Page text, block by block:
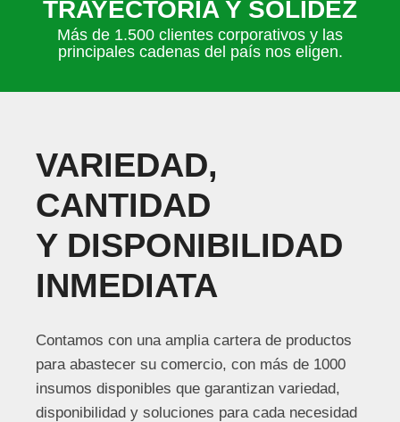
TRAYECTORIA Y SOLIDEZ
Más de 1.500 clientes corporativos y las
principales cadenas del país nos eligen.
VARIEDAD,
CANTIDAD
Y DISPONIBILIDAD
INMEDIATA
Contamos con una amplia cartera de productos
para abastecer su comercio, con más de 1000
insumos disponibles que garantizan variedad,
disponibilidad y soluciones para cada necesidad